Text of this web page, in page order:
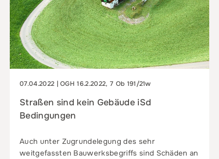
07.04.2022 | OGH 16.2.2022, 7 Ob 191/21w
Straßen sind kein Gebäude iSd
Bedingungen
Auch unter Zugrundelegung des sehr
weitgefassten Bauwerksbegriffs sind Schäden an